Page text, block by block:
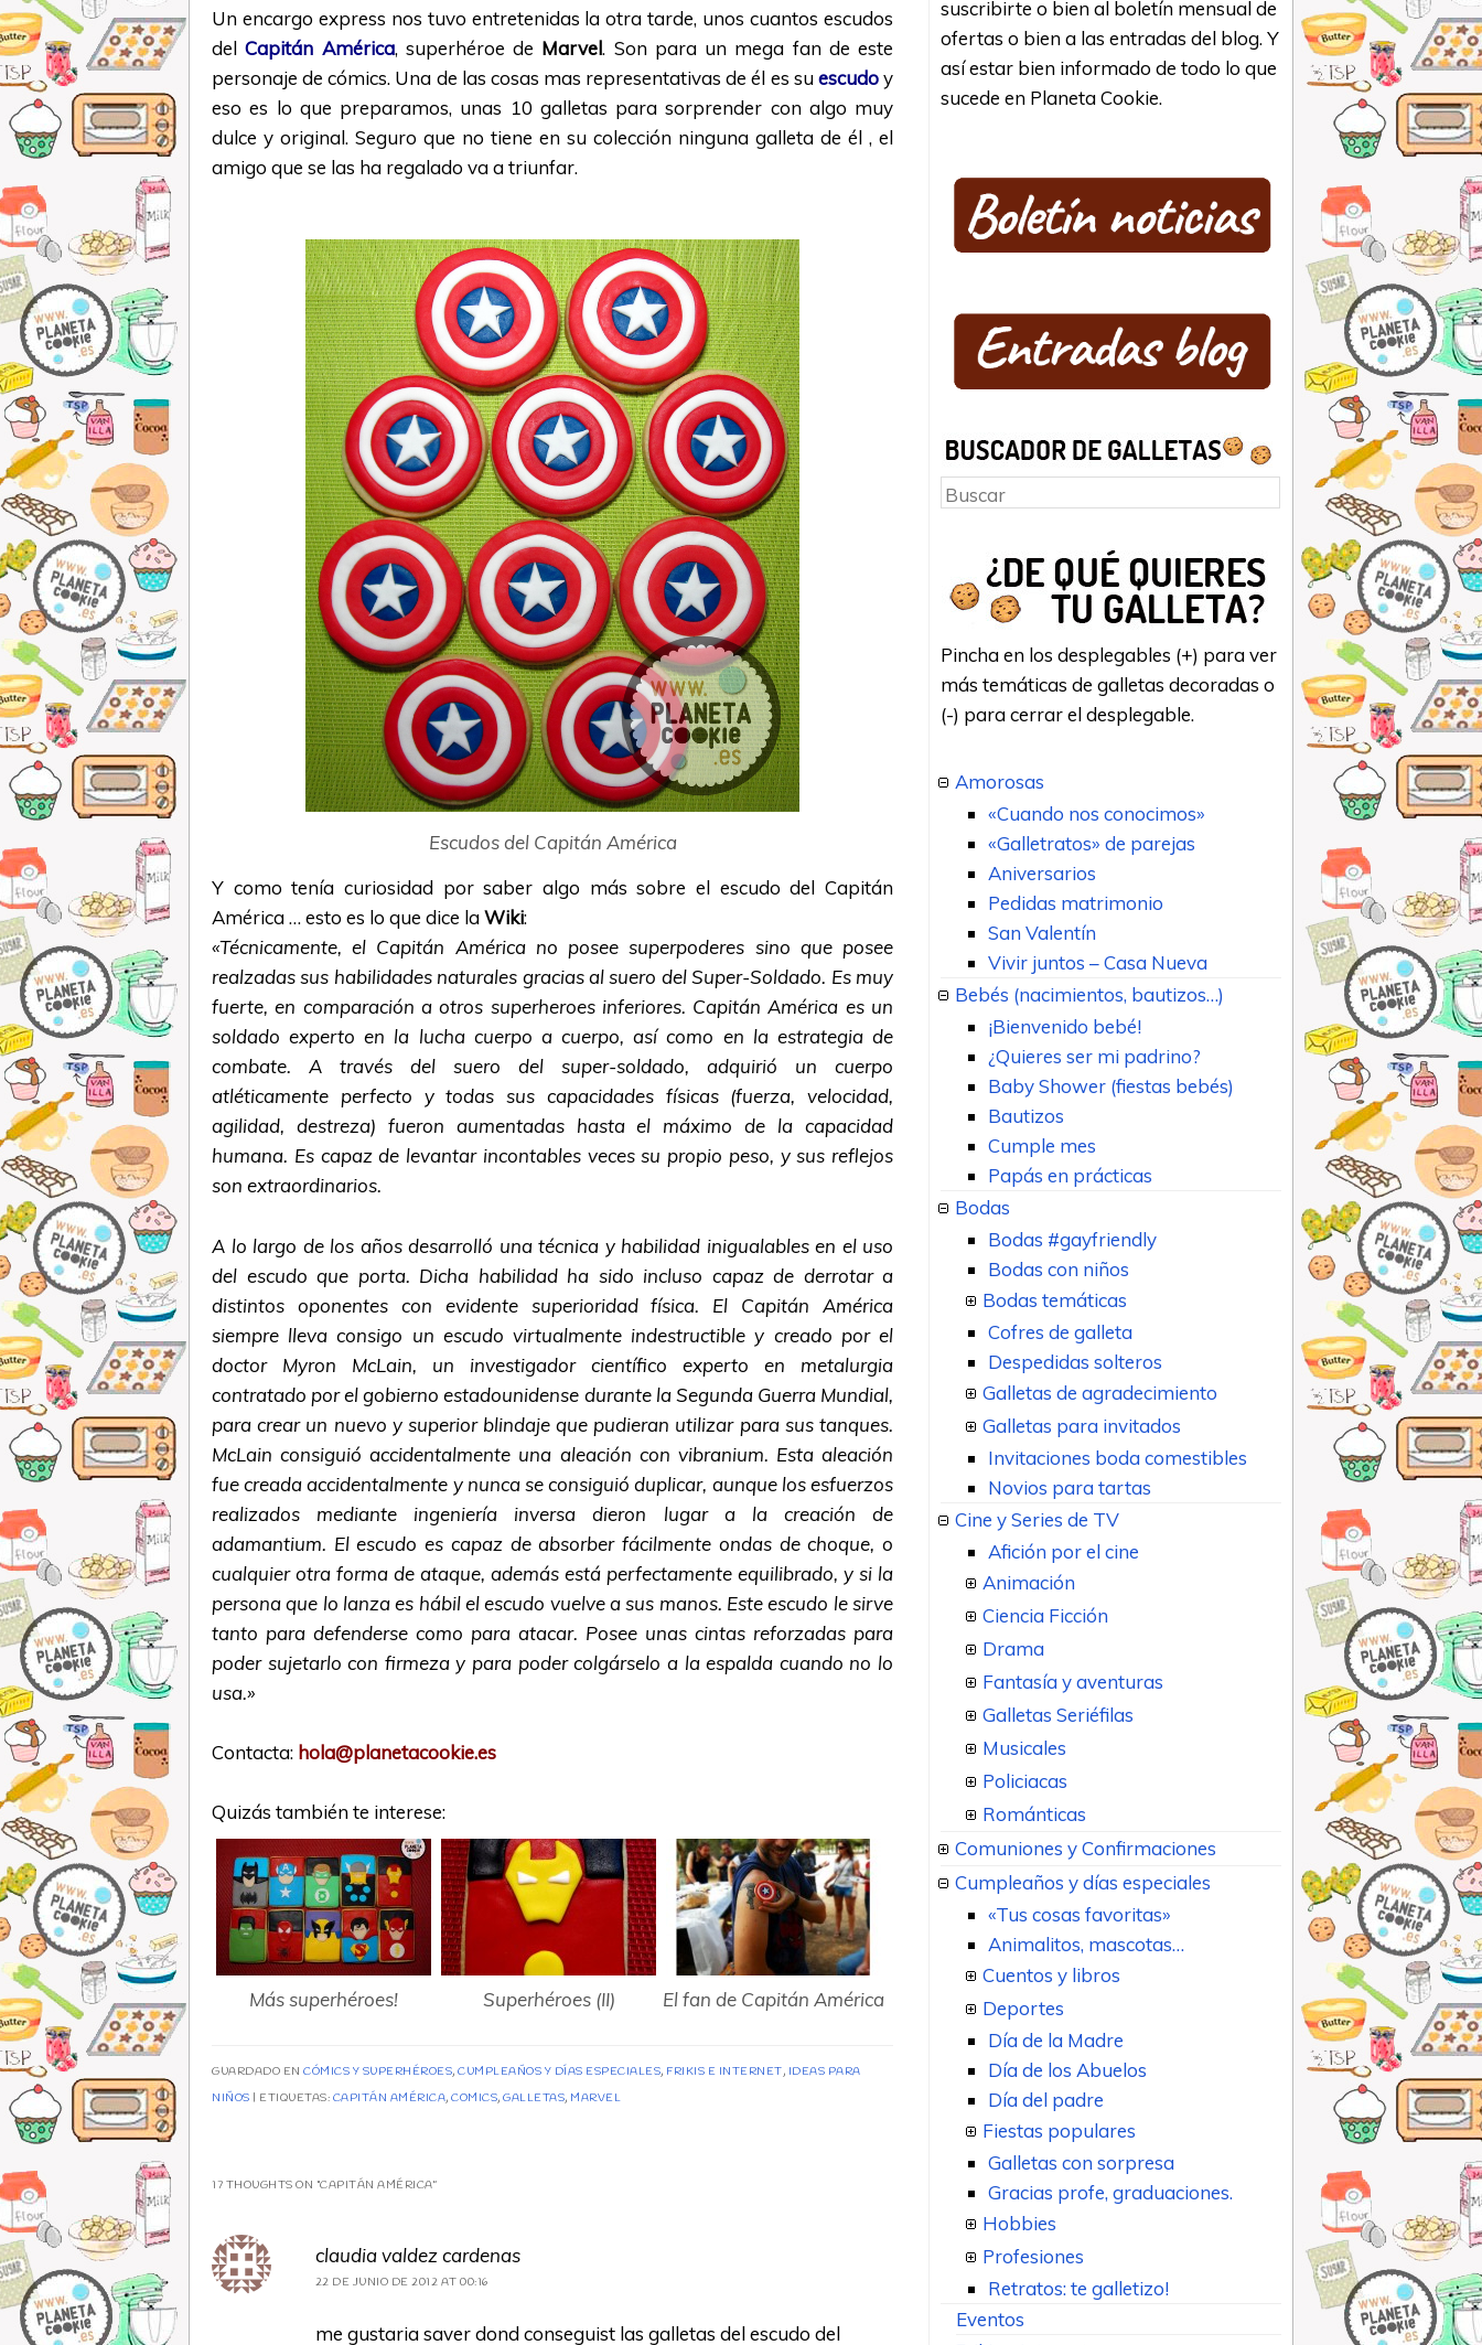
Un encargo express nos tuvo entretenidas la otra tarde, unos cuantos escudos
delCapitán América, superhéroe de Marvel. Son para un mega fan de este
personaje de cómics. Una de las cosas mas representativas de él es suescudoy
eso es lo que preparamos, unas 10 galletas para sorprender con algo muy
dulce y original. Seguro que no tiene en su colección ninguna galleta de él , el
amigo que se las ha regalado va a triunfar.
Escudos del Capitán América
Y como tenía curiosidad por saber algo más sobre el escudo del Capitán
América … esto es lo que dice laWiki:
«Técnicamente, el Capitán América no posee superpoderes sino que posee
realzadas sus habilidades naturales gracias al suero del Super-Soldado. Es muy
fuerte, en comparación a otros superheroes inferiores. Capitán América es un
soldado experto en la lucha cuerpo a cuerpo, así como en la estrategia de
combate. A través del suero del super-soldado, adquirió un cuerpo
atléticamente perfecto y todas sus capacidades físicas (fuerza, velocidad,
agilidad, destreza) fueron aumentadas hasta el máximo de la capacidad
humana. Es capaz de levantar incontables veces su propio peso, y sus reflejos
son extraordinarios.
A lo largo de los años desarrolló una técnica y habilidad inigualables en el uso
del escudo que porta. Dicha habilidad ha sido incluso capaz de derrotar a
distintos oponentes con evidente superioridad física. El Capitán América
siempre lleva consigo un escudo virtualmente indestructible y creado por el
doctor Myron McLain, un investigador científico experto en metalurgia
contratado por el gobierno estadounidense durante la Segunda Guerra Mundial,
para crear un nuevo y superior blindaje que pudieran utilizar para sus tanques.
McLain consiguió accidentalmente una aleación con vibranium. Esta aleación
fue creada accidentalmente y nunca se consiguió duplicar, aunque los esfuerzos
realizados mediante ingeniería inversa dieron lugar a la creación de
adamantium. El escudo es capaz de absorber fácilmente ondas de choque, o
cualquier otra forma de ataque, además está perfectamente equilibrado, y si la
persona que lo lanza es hábil el escudo vuelve a sus manos. Este escudo le sirve
tanto para defenderse como para atacar. Posee unas cintas reforzadas para
poder sujetarlo con firmeza y para poder colgárselo a la espalda cuando no lo
usa.»
Contacta: hola@planetacookie.es
Quizás también te interese:
Gallery
caption:
Más superhéroes!
Gallery
caption:
Superhéroes (II)
Gallery
El fan de Capitán América
GUARDADO EN CÓMICS Y SUPERHÉROES, CUMPLEAÑOS Y DÍAS ESPECIALES, FRIKIS E INTERNET, IDEAS PARA
NIÑOS | ETIQUETAS: CAPITÁN AMÉRICA, COMICS, GALLETAS, MARVEL
17 THOUGHTS ON “CAPITÁN AMÉRICA”
claudia valdez cardenas
22 DE JUNIO DE 2012 AT 00:16
me gustaria saver dond conseguist las galletas del escudo del
suscribirte o bien al boletín mensual de
ofertas o bien a las entradas del blog. Y
así estar bien informado de todo lo que
sucede en Planeta Cookie.
Buscar
Pincha en los desplegables (+) para ver
más temáticas de galletas decoradas o
(-) para cerrar el desplegable.
Amorosas
«Cuando nos conocimos»
«Galletratos» de parejas
Aniversarios
Pedidas matrimonio
San Valentín
Vivir juntos – Casa Nueva
Bebés (nacimientos, bautizos…)
¡Bienvenido bebé!
¿Quieres ser mi padrino?
Baby Shower (fiestas bebés)
Bautizos
Cumple mes
Papás en prácticas
Bodas
Bodas #gayfriendly
Bodas con niños
Bodas temáticas
Cofres de galleta
Despedidas solteros
Galletas de agradecimiento
Galletas para invitados
Invitaciones boda comestibles
Novios para tartas
Cine y Series de TV
Afición por el cine
Animación
Ciencia Ficción
Drama
Fantasía y aventuras
Galletas Seriéfilas
Musicales
Policiacas
Románticas
Comuniones y Confirmaciones
Cumpleaños y días especiales
«Tus cosas favoritas»
Animalitos, mascotas…
Cuentos y libros
Deportes
Día de la Madre
Día de los Abuelos
Día del padre
Fiestas populares
Galletas con sorpresa
Gracias profe, graduaciones.
Hobbies
Profesiones
Retratos: te galletizo!
Eventos